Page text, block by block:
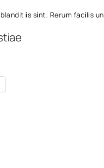
sint. Rerum facilis